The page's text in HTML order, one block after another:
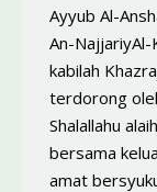
Ayyub Al-
An-NajjariyAl-
kabilah
terdorong
Shalallahu
bersama
amat